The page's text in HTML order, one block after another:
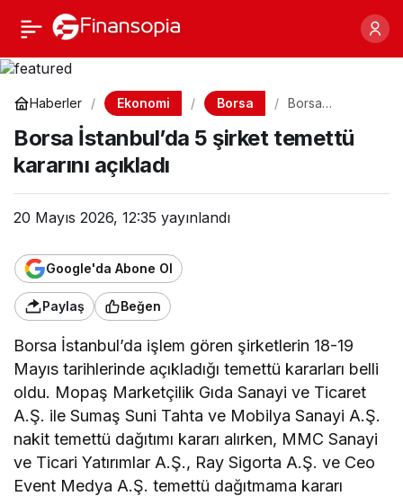
Haberler Ekonomi Borsa
Borsa
şirket temettü
kararını açıkladı
Borsa İstanbul’da 5 şirket temettü
kararını açıkladı
20 Mayıs 2026, 12:35 yayınlandı
Google'da Abone Ol
Paylaş Beğen
Borsa İstanbul’da işlem gören şirketlerin 18-19
Mayıs tarihlerinde açıkladığı temettü kararları belli
oldu. Mopaş Marketçilik Gıda Sanayi ve Ticaret
A.Ş. ile Sumaş Suni Tahta ve Mobilya Sanayi A.Ş.
nakit temettü dağıtımı kararı alırken, MMC Sanayi
ve Ticari Yatırımlar A.Ş., Ray Sigorta A.Ş. ve Ceo
Event Medya A.Ş. temettü dağıtmama kararı
Borsa İstanbul’da 5
şirket temettü kararını
Paylaş